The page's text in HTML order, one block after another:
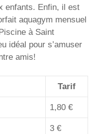
enfants. Enfin, il est
aquagym mensuel
à Saint
idéal pour s’amuser
amis!
Tarif
1,80 €
3 €